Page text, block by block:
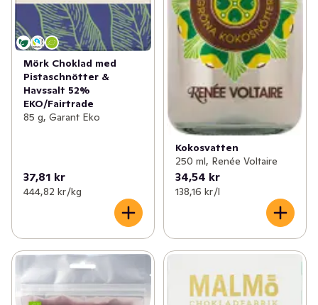
Mörk Choklad med
Pistaschnötter &
Havssalt 52%
EKO/Fairtrade
85 g, Garant Eko
37,81 kr
444,82 kr /kg
Kokosvatten
250 ml, Renée Voltaire
34,54 kr
138,16 kr /l